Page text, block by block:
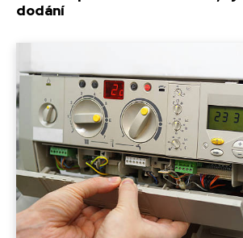
dodání